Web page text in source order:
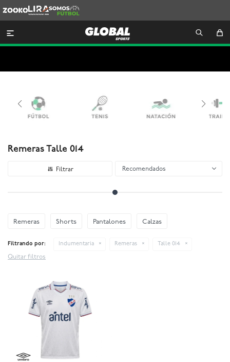
Lira
Somos
Futbol

Remeras Talle 014
Recomendados
Remeras Shorts Pantalones Calzas
Filtrando por: Indumentaria Remeras Talle 014
Quitar filtros